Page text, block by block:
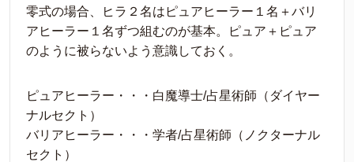
零式の場合、ヒラ２名はピュアヒーラー１名＋バリ
アヒーラー１名ずつ組むのが基本。ピュア＋ピュア
のように被らないよう意識しておく。
ピュアヒーラー・・・白魔導士/占星術師（ダイヤー
ナルセクト）
バリアヒーラー・・・学者/占星術師（ノクターナル
セクト）